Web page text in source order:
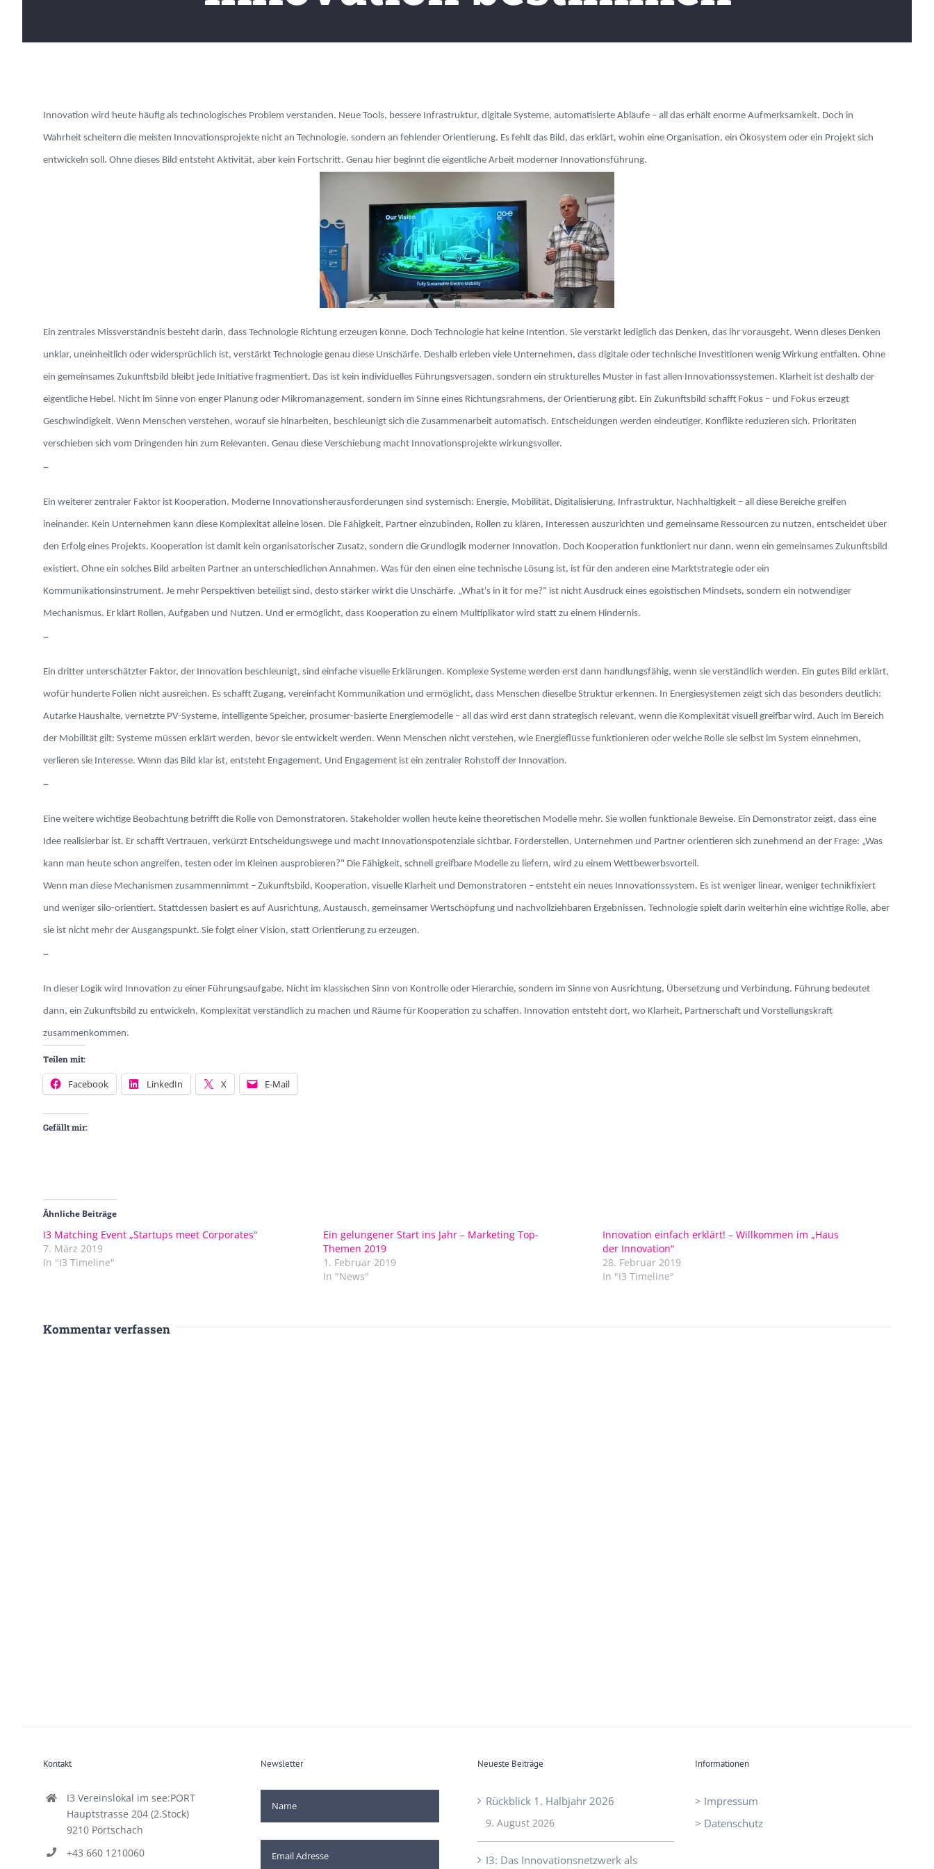
Innovation wird heute häufig als technologisches Problem verstanden. Neue Tools, bessere Infrastruktur, digitale Systeme, automatisierte Abläufe – all das erhält enorme Aufmerksamkeit. Doch in
Wahrheit scheitern die meisten Innovationsprojekte nicht an Technologie, sondern an fehlender Orientierung. Es fehlt das Bild, das erklärt, wohin eine Organisation, ein Ökosystem oder ein Projekt sich
entwickeln soll. Ohne dieses Bild entsteht Aktivität, aber kein Fortschritt. Genau hier beginnt die eigentliche Arbeit moderner Innovationsführung.
Ein zentrales Missverständnis besteht darin, dass Technologie Richtung erzeugen könne. Doch Technologie hat keine Intention. Sie verstärkt lediglich das Denken, das ihr vorausgeht. Wenn dieses Denken
unklar, uneinheitlich oder widersprüchlich ist, verstärkt Technologie genau diese Unschärfe. Deshalb erleben viele Unternehmen, dass digitale oder technische Investitionen wenig Wirkung entfalten. Ohne
ein gemeinsames Zukunftsbild bleibt jede Initiative fragmentiert. Das ist kein individuelles Führungsversagen, sondern ein strukturelles Muster in fast allen Innovationssystemen. Klarheit ist deshalb der
eigentliche Hebel. Nicht im Sinne von enger Planung oder Mikromanagement, sondern im Sinne eines Richtungsrahmens, der Orientierung gibt. Ein Zukunftsbild schafft Fokus – und Fokus erzeugt
Geschwindigkeit. Wenn Menschen verstehen, worauf sie hinarbeiten, beschleunigt sich die Zusammenarbeit automatisch. Entscheidungen werden eindeutiger. Konflikte reduzieren sich. Prioritäten
verschieben sich vom Dringenden hin zum Relevanten. Genau diese Verschiebung macht Innovationsprojekte wirkungsvoller.
–
Ein weiterer zentraler Faktor ist Kooperation. Moderne Innovationsherausforderungen sind systemisch: Energie, Mobilität, Digitalisierung, Infrastruktur, Nachhaltigkeit – all diese Bereiche greifen
ineinander. Kein Unternehmen kann diese Komplexität alleine lösen. Die Fähigkeit, Partner einzubinden, Rollen zu klären, Interessen auszurichten und gemeinsame Ressourcen zu nutzen, entscheidet über
den Erfolg eines Projekts. Kooperation ist damit kein organisatorischer Zusatz, sondern die Grundlogik moderner Innovation. Doch Kooperation funktioniert nur dann, wenn ein gemeinsames Zukunftsbild
existiert. Ohne ein solches Bild arbeiten Partner an unterschiedlichen Annahmen. Was für den einen eine technische Lösung ist, ist für den anderen eine Marktstrategie oder ein
Kommunikationsinstrument. Je mehr Perspektiven beteiligt sind, desto stärker wirkt die Unschärfe. „What's in it for me?" ist nicht Ausdruck eines egoistischen Mindsets, sondern ein notwendiger
Mechanismus. Er klärt Rollen, Aufgaben und Nutzen. Und er ermöglicht, dass Kooperation zu einem Multiplikator wird statt zu einem Hindernis.
–
Ein dritter unterschätzter Faktor, der Innovation beschleunigt, sind einfache visuelle Erklärungen. Komplexe Systeme werden erst dann handlungsfähig, wenn sie verständlich werden. Ein gutes Bild erklärt,
wofür hunderte Folien nicht ausreichen. Es schafft Zugang, vereinfacht Kommunikation und ermöglicht, dass Menschen dieselbe Struktur erkennen. In Energiesystemen zeigt sich das besonders deutlich:
Autarke Haushalte, vernetzte PV-Systeme, intelligente Speicher, prosumer-basierte Energiemodelle – all das wird erst dann strategisch relevant, wenn die Komplexität visuell greifbar wird. Auch im Bereich
der Mobilität gilt: Systeme müssen erklärt werden, bevor sie entwickelt werden. Wenn Menschen nicht verstehen, wie Energieflüsse funktionieren oder welche Rolle sie selbst im System einnehmen,
verlieren sie Interesse. Wenn das Bild klar ist, entsteht Engagement. Und Engagement ist ein zentraler Rohstoff der Innovation.
–
Eine weitere wichtige Beobachtung betrifft die Rolle von Demonstratoren. Stakeholder wollen heute keine theoretischen Modelle mehr. Sie wollen funktionale Beweise. Ein Demonstrator zeigt, dass eine
Idee realisierbar ist. Er schafft Vertrauen, verkürzt Entscheidungswege und macht Innovationspotenziale sichtbar. Förderstellen, Unternehmen und Partner orientieren sich zunehmend an der Frage: „Was
kann man heute schon angreifen, testen oder im Kleinen ausprobieren?" Die Fähigkeit, schnell greifbare Modelle zu liefern, wird zu einem Wettbewerbsvorteil.
Wenn man diese Mechanismen zusammennimmt – Zukunftsbild, Kooperation, visuelle Klarheit und Demonstratoren – entsteht ein neues Innovationssystem. Es ist weniger linear, weniger technikfixiert
und weniger silo-orientiert. Stattdessen basiert es auf Ausrichtung, Austausch, gemeinsamer Wertschöpfung und nachvollziehbaren Ergebnissen. Technologie spielt darin weiterhin eine wichtige Rolle, aber
sie ist nicht mehr der Ausgangspunkt. Sie folgt einer Vision, statt Orientierung zu erzeugen.
–
In dieser Logik wird Innovation zu einer Führungsaufgabe. Nicht im klassischen Sinn von Kontrolle oder Hierarchie, sondern im Sinne von Ausrichtung, Übersetzung und Verbindung. Führung bedeutet
dann, ein Zukunftsbild zu entwickeln, Komplexität verständlich zu machen und Räume für Kooperation zu schaffen. Innovation entsteht dort, wo Klarheit, Partnerschaft und Vorstellungskraft
zusammenkommen.
Teilen mit:
Facebook LinkedIn X E-Mail
Gefällt mir:
Ähnliche Beiträge
I3 Matching Event „Startups meet Corporates“
7. März 2019
In "I3 Timeline"
Ein gelungener Start ins Jahr – Marketing Top-
Themen 2019
1. Februar 2019
In "News"
Innovation einfach erklärt! – Willkommen im „Haus
der Innovation“
28. Februar 2019
In "I3 Timeline"
Kommentar verfassen
Kontakt
I3 Vereinslokal im see:PORT
Hauptstrasse 204 (2.Stock)
9210 Pörtschach
+43 660 1210060
Newsletter Neueste Beiträge
Rückblick 1. Halbjahr 2026
9. August 2026
I3: Das Innovationsnetzwerk als
Informationen
> Impressum
> Datenschutz